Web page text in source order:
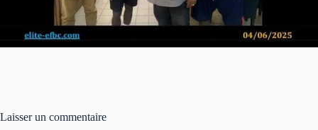
Laisser un commentaire